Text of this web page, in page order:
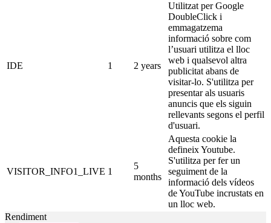
IDE 1 2 years
Utilitzat per Google
DoubleClick i
emmagatzema
informació sobre com
l’usuari utilitza el lloc
web i qualsevol altra
publicitat abans de
visitar-lo. S'utilitza per
presentar als usuaris
anuncis que els siguin
rellevants segons el perfil
d'usuari.
VISITOR_INFO1_LIVE 1
5
months
Aquesta cookie la
defineix Youtube.
S'utilitza per fer un
seguiment de la
informació dels vídeos
de YouTube incrustats en
un lloc web.
Rendiment